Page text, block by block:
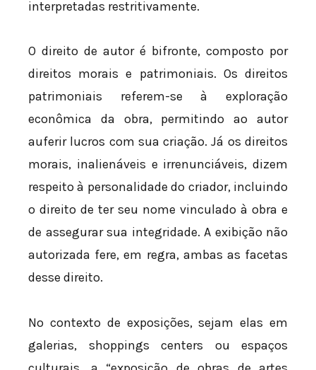
interpretadas restritivamente.
O direito de autor é bifronte, composto por
direitos morais e patrimoniais. Os direitos
patrimoniais referem-se à exploração
econômica da obra, permitindo ao autor
auferir lucros com sua criação. Já os direitos
morais, inalienáveis e irrenunciáveis, dizem
respeito à personalidade do criador, incluindo
o direito de ter seu nome vinculado à obra e
de assegurar sua integridade. A exibição não
autorizada fere, em regra, ambas as facetas
desse direito.
No contexto de exposições, sejam elas em
galerias, shoppings centers ou espaços